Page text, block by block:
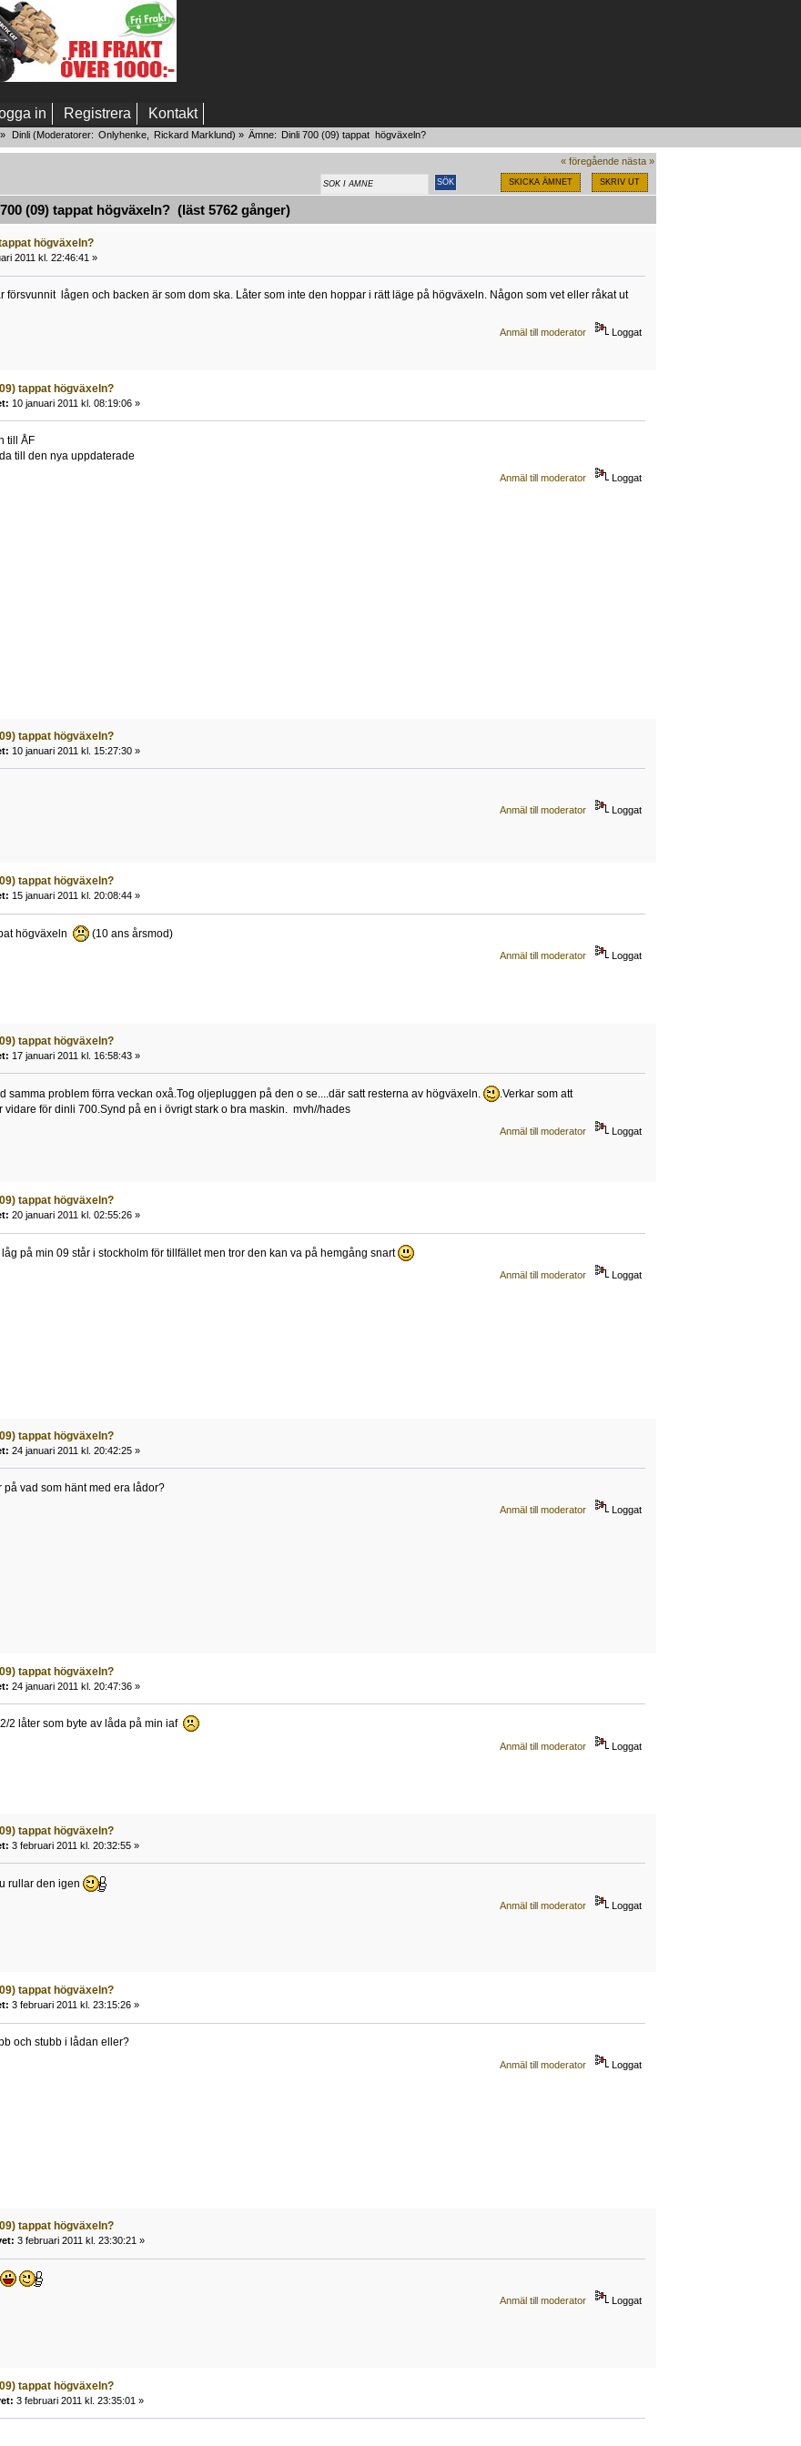
in Registrera Kontakt
Dinli(Moderatorer: Onlyhenke, Rickard Marklund) » Ämne: Dinli 700 (09) tappat  högväxeln?
« föregående nästa »
SKICKA ÄMNET SKRIV UT
(09) tappat högväxeln? (läst 5762 gånger)
högväxeln?
2011 kl. 22:46:41 »
försvunnit lågen och backen är som dom ska. Låter som inte den hoppar i rätt läge på högväxeln. Någon som vet eller råkat ut
Anmäl till moderator Loggat
tappat högväxeln?
10 januari 2011 kl. 08:19:06 »
till ÅF
till den nya uppdaterade
Anmäl till moderator Loggat
tappat högväxeln?
10 januari 2011 kl. 15:27:30 »
Anmäl till moderator Loggat
tappat högväxeln?
15 januari 2011 kl. 20:08:44 »
högväxeln (10 ans årsmod)
Anmäl till moderator Loggat
tappat högväxeln?
17 januari 2011 kl. 16:58:43 »
samma problem förra veckan oxå.Tog oljepluggen på den o se....där satt resterna av högväxeln.
.Verkar som att
vidare för dinli 700.Synd på en i övrigt stark o bra maskin. mvh//hades
Anmäl till moderator Loggat
tappat högväxeln?
20 januari 2011 kl. 02:55:26 »
på min 09 står i stockholm för tillfället men tror den kan va på hemgång snart
Anmäl till moderator Loggat
tappat högväxeln?
24 januari 2011 kl. 20:42:25 »
på vad som hänt med era lådor?
Anmäl till moderator Loggat
tappat högväxeln?
24 januari 2011 kl. 20:47:36 »
2 låter som byte av låda på min iaf
Anmäl till moderator Loggat
tappat högväxeln?
3 februari 2011 kl. 20:32:55 »
rullar den igen
Anmäl till moderator Loggat
tappat högväxeln?
3 februari 2011 kl. 23:15:26 »
och stubb i lådan eller?
Anmäl till moderator Loggat
tappat högväxeln?
3 februari 2011 kl. 23:30:21 »
Anmäl till moderator Loggat
tappat högväxeln?
3 februari 2011 kl. 23:35:01 »